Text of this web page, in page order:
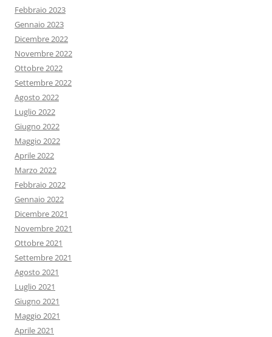
Febbraio 2023
Gennaio 2023
Dicembre 2022
Novembre 2022
Ottobre 2022
Settembre 2022
Agosto 2022
Luglio 2022
Giugno 2022
Maggio 2022
Aprile 2022
Marzo 2022
Febbraio 2022
Gennaio 2022
Dicembre 2021
Novembre 2021
Ottobre 2021
Settembre 2021
Agosto 2021
Luglio 2021
Giugno 2021
Maggio 2021
Aprile 2021